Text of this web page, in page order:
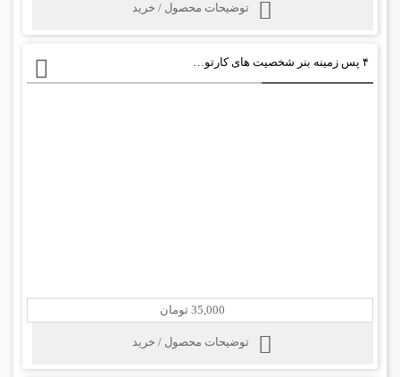
توضیحات محصول / خرید
35,000 تومان
توضیحات محصول / خرید